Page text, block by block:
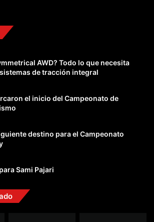
AWD? Todo lo que necesita
de tracción integral
el inicio del Campeonato de
destino para el Campeonato
Sami Pajari